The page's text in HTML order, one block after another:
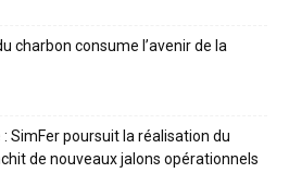
charbon consume l’avenir de la
SimFer poursuit la réalisation du
de nouveaux jalons opérationnels